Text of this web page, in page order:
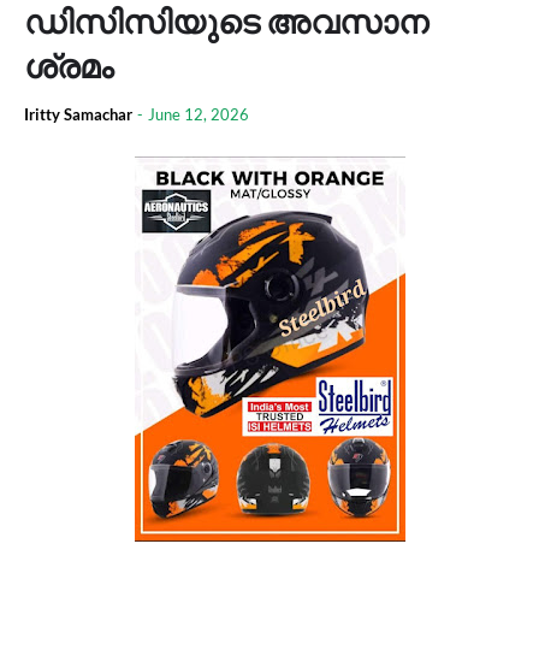
ഡിസിസിയുടെ അവസാന
ശ്രമം
Iritty Samachar - June 12, 2026